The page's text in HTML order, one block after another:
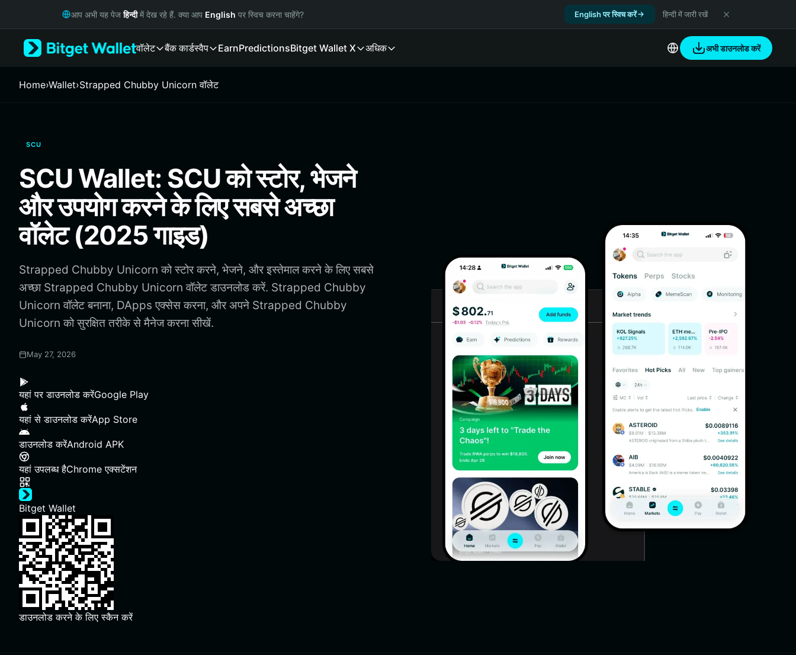
Русский
Italiano
繁體中文
Bahasa Indonesia
ภาษาไทย
Español
Português (Brasil)
Español (Argentina)
आप अभी यह पेजहिन्दीमें देख रहे हैं. क्या आप English पर स्विच करना चाहेंगे? English पर स्विच करें हिन्दी में जारी रखें
वॉलेट बैंक कार्डस्वैप EarnPredictionsBitget Wallet X अधिक अभी डाउनलोड करें
Home›Wallet›Strapped Chubby Unicorn वॉलेट
SCU
SCU Wallet: SCU को स्टोर, भेजने
और उपयोग करने के लिए सबसे अच्छा
वॉलेट (2025 गाइड)
Strapped Chubby Unicorn को स्टोर करने, भेजने, और इस्तेमाल करने के लिए सबसे
अच्छा Strapped Chubby Unicorn वॉलेट डाउनलोड करें. Strapped Chubby
Unicorn वॉलेट बनाना, DApps एक्सेस करना, और अपने Strapped Chubby
Unicorn को सुरक्षित तरीके से मैनेज करना सीखें.
May 27, 2026
यहां पर डाउनलोड करेंGoogle Play
यहां से डाउनलोड करेंApp Store
डाउनलोड करेंAndroid APK
यहां उपलब्ध हैChrome एक्सटेंशन
Bitget Wallet
डाउनलोड करने के लिए स्कैन करें